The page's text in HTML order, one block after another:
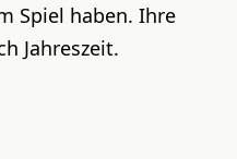
Spiel haben. Ihre
Jahreszeit.